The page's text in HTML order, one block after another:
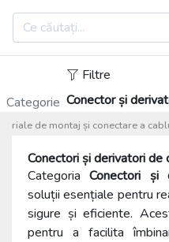
Filtre
Categorie Conector și
de montaj și conectare a
Conectori și derivatori de
CategoriaConectori și
soluții esențiale pentru
sigure și eficiente.
pentru a facilita